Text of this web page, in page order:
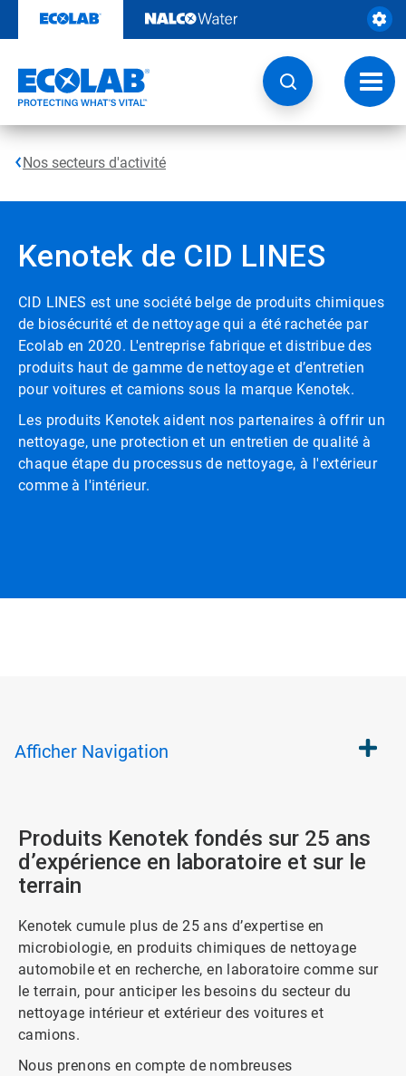
contenu
la
Nos secteurs d'activité
Kenotek de CID LINES
CID LINES est une société belge de produits chimiques
de biosécurité et de nettoyage qui a été rachetée par
Ecolab en 2020. L'entreprise fabrique et distribue des
produits haut de gamme de nettoyage et d’entretien
pour voitures et camions sous la marque Kenotek.
Les produits Kenotek aident nos partenaires à offrir un
nettoyage, une protection et un entretien de qualité à
chaque étape du processus de nettoyage, à l'extérieur
comme à l'intérieur.
Afficher Navigation
Produits Kenotek fondés sur 25 ans
d’expérience en laboratoire et sur le
terrain
Kenotek cumule plus de 25 ans d’expertise en
microbiologie, en produits chimiques de nettoyage
automobile et en recherche, en laboratoire comme sur
le terrain, pour anticiper les besoins du secteur du
nettoyage intérieur et extérieur des voitures et
camions.
Nous prenons en compte de nombreuses